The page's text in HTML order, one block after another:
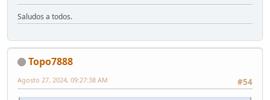
Saludos a todos.
Topo7888
#54
Agosto 27, 2024, 09:27:38 AM